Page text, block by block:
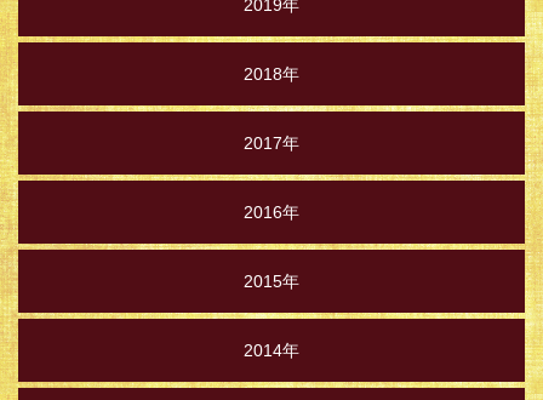
2019年
2018年
2017年
2016年
2015年
2014年